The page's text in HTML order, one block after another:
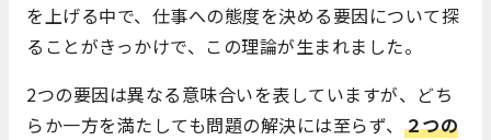
を上げる中で、仕事への態度を決める要因について探
ることがきっかけで、この理論が生まれました。
2つの要因は異なる意味合いを表していますが、どち
らか一方を満たしても問題の解決には至らず、 ２つの